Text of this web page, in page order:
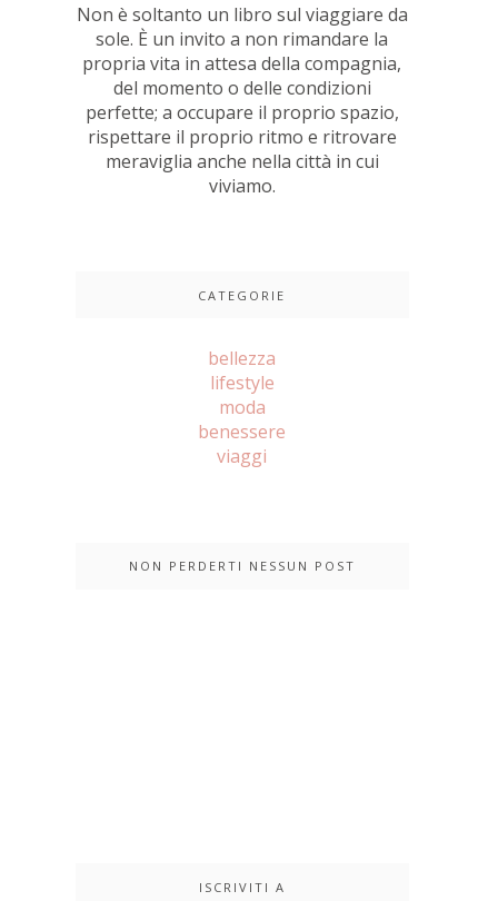
Non è soltanto un libro sul viaggiare da
sole. È un invito a non rimandare la
propria vita in attesa della compagnia,
del momento o delle condizioni
perfette; a occupare il proprio spazio,
rispettare il proprio ritmo e ritrovare
meraviglia anche nella città in cui
viviamo.
CATEGORIE
bellezza
lifestyle
moda
benessere
viaggi
NON PERDERTI NESSUN POST
ISCRIVITI A